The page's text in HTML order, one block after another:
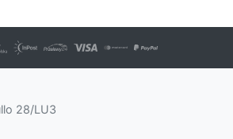
28/LU3